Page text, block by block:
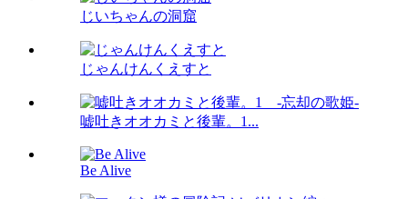
じいちゃんの洞窟
じゃんけんくえすと
嘘吐きオオカミと後輩。1...
Be Alive